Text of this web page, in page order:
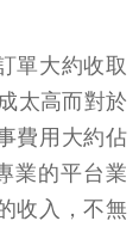
單大約收取
太高而對於
費用大約佔
業的平台業
收入，不無